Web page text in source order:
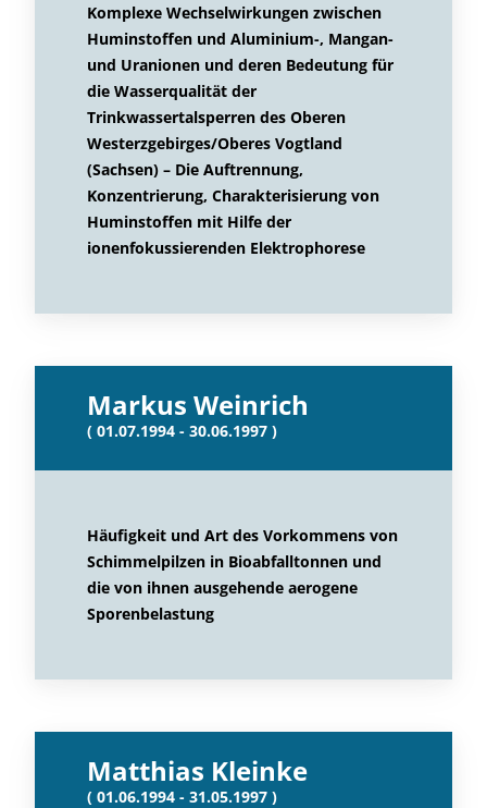
Komplexe Wechselwirkungen zwischen
Huminstoffen und Aluminium-, Mangan-
und Uranionen und deren Bedeutung für
die Wasserqualität der
Trinkwassertalsperren des Oberen
Westerzgebirges/Oberes Vogtland
(Sachsen) – Die Auftrennung,
Konzentrierung, Charakterisierung von
Huminstoffen mit Hilfe der
ionenfokussierenden Elektrophorese
Markus Weinrich
( 01.07.1994 - 30.06.1997 )
Häufigkeit und Art des Vorkommens von
Schimmelpilzen in Bioabfalltonnen und
die von ihnen ausgehende aerogene
Sporenbelastung
Matthias Kleinke
( 01.06.1994 - 31.05.1997 )